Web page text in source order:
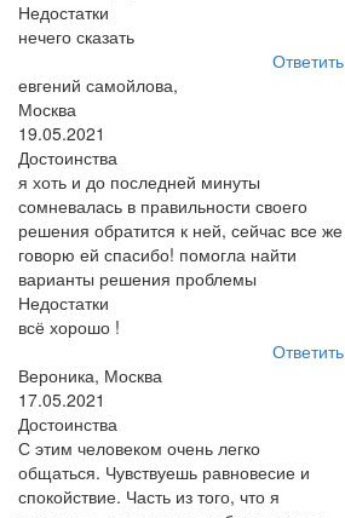
Недостатки
нечего сказать
Ответить
евгений самойлова,
Москва
19.05.2021
Достоинства
я хоть и до последней минуты
сомневалась в правильности своего
решения обратится к ней, сейчас все же
говорю ей спасибо! помогла найти
варианты решения проблемы
Недостатки
всё хорошо !
Ответить
Вероника, Москва
17.05.2021
Достоинства
С этим человеком очень легко
общаться. Чувствуешь равновесие и
спокойствие. Часть из того, что я